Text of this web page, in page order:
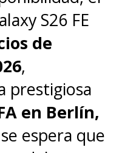
S26 FE
de
,
prestigiosa
en Berlín,
espera que